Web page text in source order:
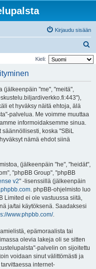
Kirjaudu sisään
t
Kieli:
(jälkeenpäin "me", "meitä",
et hyväksy näitä ehtoja, älä
palvelua. Me voimme muuttaa
informoidaksemme sinua.
koska "SBiL
nämä ehdot siinä
(jälkeenpäin "he", "heidät",
"phpBB Group", "phpBB
v2" -lisenssillä (jälkeenpäin
. phpBB-ohjelmisto luo
Limited ei ole vastuussa siitä,
ja/tai käytöksenä. Saadaksesi
www.phpbb.com/.
epämoraalista tai
olevia lakeja oli se sitten
palvelin on sijoitettu
voidaan sinut välittömästi ja
internet-